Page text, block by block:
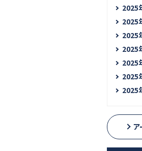
2025
2025
2025
2025
2025
2025
2025